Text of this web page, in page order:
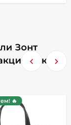
Зонт
также
🔥